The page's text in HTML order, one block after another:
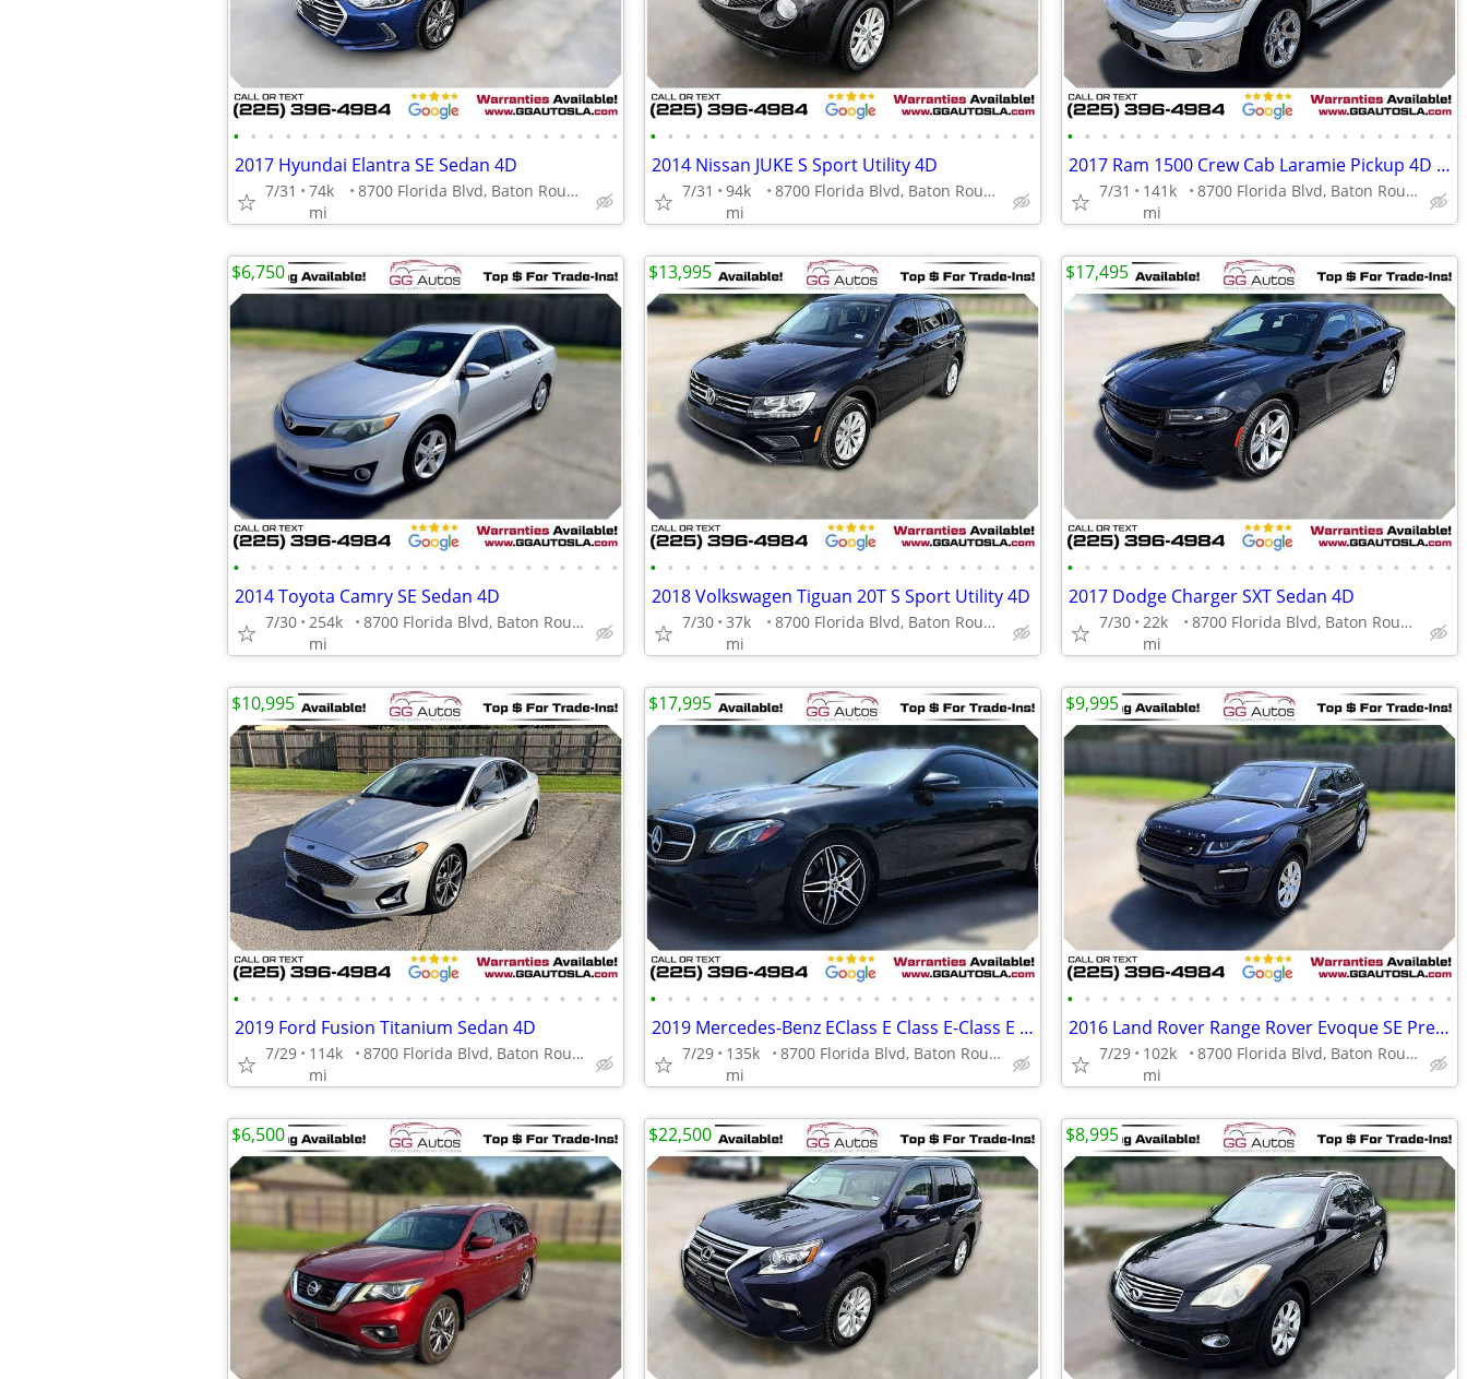
• • • • • • • • • • • • • • • • • • • • • • •
2017 Hyundai Elantra SE Sedan 4D
7/31
74k
mi
8700 Florida Blvd, Baton Rouge, LA 70815
• • • • • • • • • • • • • • • • • • • • • • •
2014 Nissan JUKE S Sport Utility 4D
7/31
94k
mi
8700 Florida Blvd, Baton Rouge, LA 70815
• • • • • • • • • • • • • • • • • • • • • • •
2017 Ram 1500 Crew Cab Laramie Pickup 4D 5 12 ft
7/31
141k
mi
8700 Florida Blvd, Baton Rouge, LA 70815
• • • • • • • • • • • • • • • • • • • • • • •
2014 Toyota Camry SE Sedan 4D
7/30 254k
mi
8700 Florida Blvd, Baton Rouge, LA 70815
$6,750
• • • • • • • • • • • • • • • • • • • • • • •
2018 Volkswagen Tiguan 20T S Sport Utility 4D
7/30 37k
mi
8700 Florida Blvd, Baton Rouge, LA 70815
$13,995
• • • • • • • • • • • • • • • • • • • • • • •
2017 Dodge Charger SXT Sedan 4D
7/30 22k
mi
8700 Florida Blvd, Baton Rouge, LA 70815
$17,495
• • • • • • • • • • • • • • • • • • • • • • •
2019 Ford Fusion Titanium Sedan 4D
7/29
114k
mi
8700 Florida Blvd, Baton Rouge, LA 70815
$10,995
• • • • • • • • • • • • • • • • • • • • • • •
2019 Mercedes-Benz EClass E Class E-Class E 450 Coupe 2D
7/29
135k
mi
8700 Florida Blvd, Baton Rouge, LA 70815
$17,995
• • • • • • • • • • • • • • • • • • • • • • •
2016 Land Rover Range Rover Evoque SE Premium Sport Utility 4D
7/29
102k
mi
8700 Florida Blvd, Baton Rouge, LA 70815
$9,995
$6,500 $22,500 $8,995